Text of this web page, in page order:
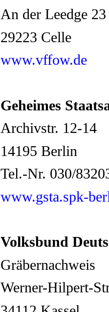
An der Leedge 23
29223 Celle
www.vffow.de
Geheimes
Archivstr. 12-14
14195 Berlin
Tel.-Nr. 030/
www.gsta.spk-
Volksbund
Gräbernachweis
Werner-Hilpert-